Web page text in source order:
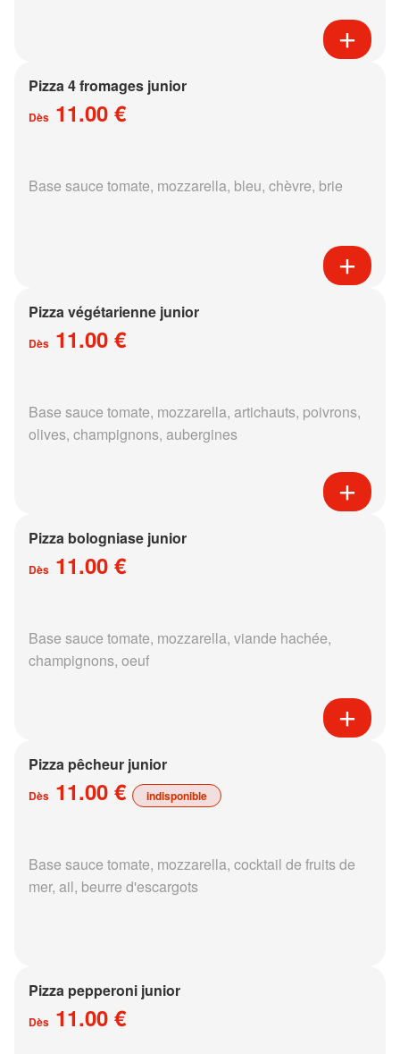
Pizza 4 fromages junior
Dès 11.00 €
Base sauce tomate, mozzarella, bleu, chèvre, brie
Pizza végétarienne junior
Dès 11.00 €
Base sauce tomate, mozzarella, artichauts, poivrons,
olives, champignons, aubergines
Pizza bologniase junior
Dès 11.00 €
Base sauce tomate, mozzarella, viande hachée,
champignons, oeuf
Pizza pêcheur junior
Dès 11.00 € indisponible
Base sauce tomate, mozzarella, cocktail de fruits de
mer, ail, beurre d'escargots
Pizza pepperoni junior
Dès 11.00 €